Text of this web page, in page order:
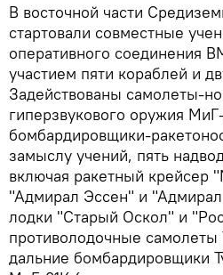
В восточной части
стартовали совместные
оперативного соединения
участием пяти кораблей и
Задействованы самолеты-
гиперзвукового оружия
бомбардировщики-
замыслу учений, пять
включая ракетный крейсер
"Адмирал Эссен" и
лодки "Старый Оскол" и
противолодочные
дальние бомбардировщики